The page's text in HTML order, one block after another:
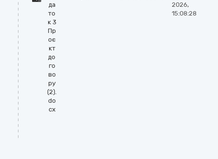
да
то
к 3
Пр
оє
кт
до
го
во
ру
(2).
do
cx
2026,
15:08:28